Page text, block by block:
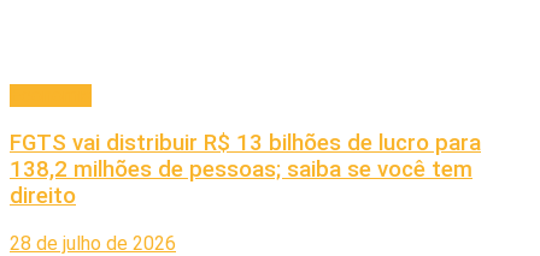
FGTS vai distribuir R$ 13 bilhões de lucro para
138,2 milhões de pessoas; saiba se você tem
direito
28 de julho de 2026